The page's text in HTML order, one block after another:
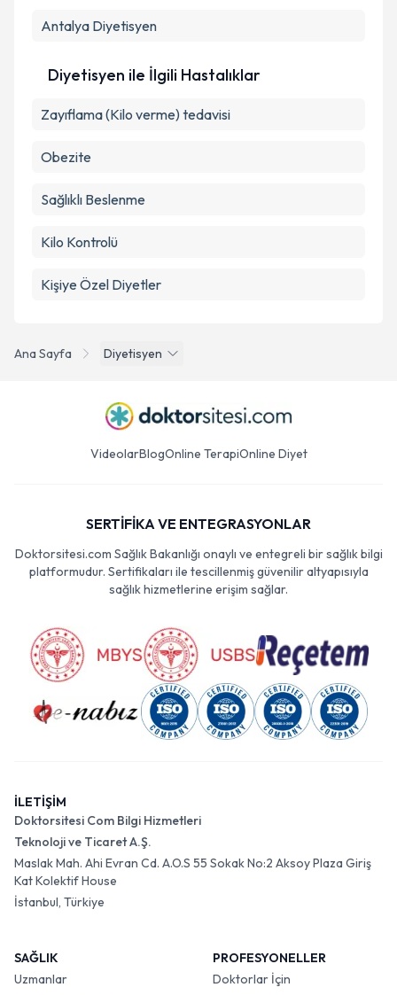
Ana Sayfa Diyetisyen
Antalya Diyetisyen
Diyetisyen ile İlgili Hastalıklar
Zayıflama (Kilo verme) tedavisi
Obezite
Sağlıklı Beslenme
Kilo Kontrolü
Kişiye Özel Diyetler
VideolarBlogOnline TerapiOnline Diyet
SERTİFİKA VE ENTEGRASYONLAR
Doktorsitesi.com Sağlık Bakanlığı onaylı ve entegreli bir sağlık bilgi
platformudur. Sertifikaları ile tescillenmiş güvenilir altyapısıyla
sağlık hizmetlerine erişim sağlar.
İLETİŞİM
Doktorsitesi Com Bilgi Hizmetleri
Teknoloji ve Ticaret A.Ş.
Maslak Mah. Ahi Evran Cd. A.O.S 55 Sokak No:2 Aksoy Plaza Giriş
Kat Kolektif House
İstanbul, Türkiye
SAĞLIK
Uzmanlar
PROFESYONELLER
Doktorlar İçin